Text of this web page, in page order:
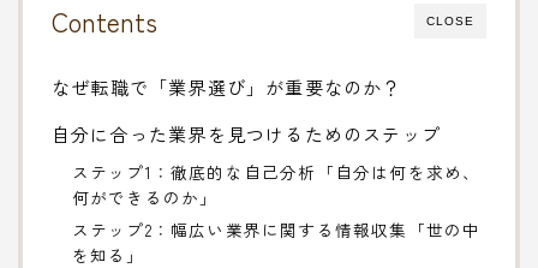
CLOSE
Contents
なぜ転職で「業界選び」が重要なのか？
自分に合った業界を見つけるためのステップ
ステップ1：徹底的な自己分析「自分は何を求め、
何ができるのか」
ステップ2：幅広い業界に関する情報収集「世の中
を知る」